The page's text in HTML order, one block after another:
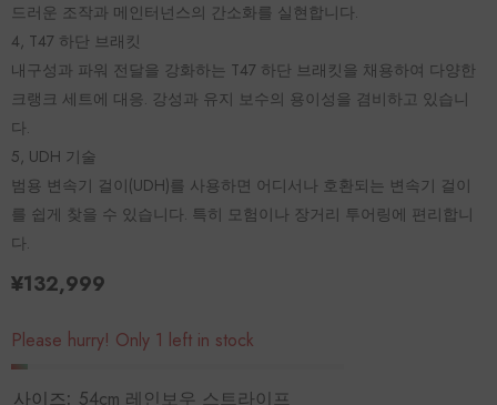
드러운 조작과 메인터넌스의 간소화를 실현합니다.
4, T47 하단 브래킷
내구성과 파워 전달을 강화하는 T47 하단 브래킷을 채용하여 다양한
크랭크 세트에 대응. 강성과 유지 보수의 용이성을 겸비하고 있습니
다.
5, UDH 기술
범용 변속기 걸이(UDH)를 사용하면 어디서나 호환되는 변속기 걸이
를 쉽게 찾을 수 있습니다. 특히 모험이나 장거리 투어링에 편리합니
다.
¥132,999
Please hurry! Only 1 left in stock
사이즈: 54cm 레인보우 스트라이프